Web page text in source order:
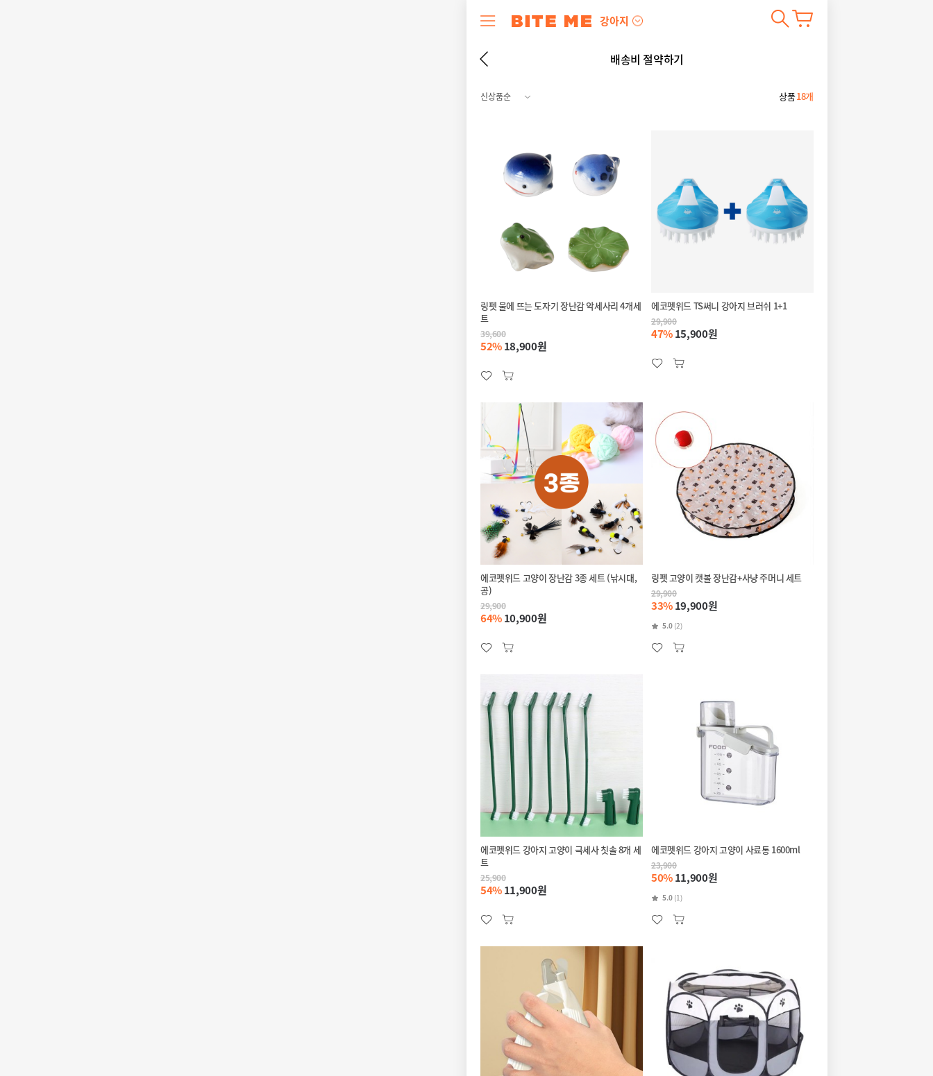
강아지
배송비 절약하기
상품18개
링펫 물에 뜨는 도자기 장난감 악세사리 4개세
트
39,600
52%18,900원
에코펫위드 TS써니 강아지 브러쉬 1+1
29,900
47%15,900원
에코펫위드 고양이 장난감 3종 세트 (낚시대,
공)
29,900
64%10,900원
링펫 고양이 캣볼 장난감+사냥 주머니 세트
29,900
33%19,900원
5.0 (2)
에코펫위드 강아지 고양이 극세사 칫솔 8개 세
트
25,900
54%11,900원
에코펫위드 강아지 고양이 사료통 1600ml
23,900
50%11,900원
5.0 (1)